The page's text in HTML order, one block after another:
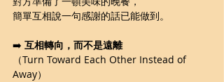
簡單互相說一句感謝的話已能做到。
➡️ 互相轉向，而不是遠離
（Turn Toward Each Other Instead of
Away）